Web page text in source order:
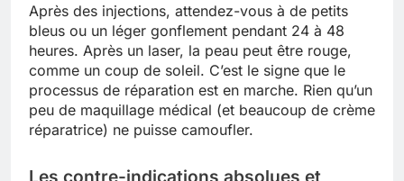
Après des injections, attendez-vous à de petits
bleus ou un léger gonflement pendant 24 à 48
heures. Après un laser, la peau peut être rouge,
comme un coup de soleil. C’est le signe que le
processus de réparation est en marche. Rien qu’un
peu de maquillage médical (et beaucoup de crème
réparatrice) ne puisse camoufler.
Les contre-indications absolues et